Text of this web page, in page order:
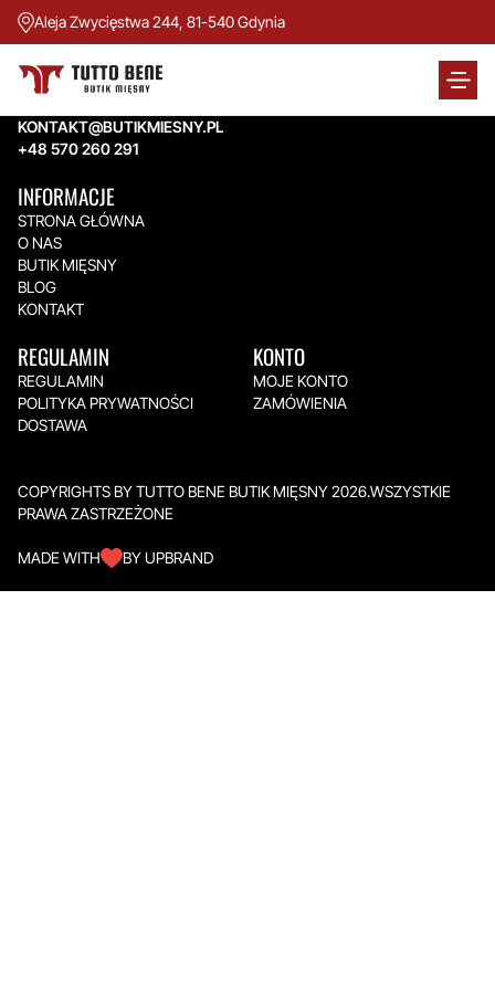
Aleja Zwycięstwa 244, 81-540 Gdynia
TUTTO BENE BUTIK MIĘSNY
Aleja Zwycięstwa 244,
KONTAKT@BUTIKMIESNY.PL
+48 570 260 291
INFORMACJE
STRONA GŁÓWNA
O NAS
BUTIK MIĘSNY
BLOG
KONTAKT
REGULAMIN
REGULAMIN
POLITYKA PRYWATNOŚCI
DOSTAWA
KONTO
MOJE KONTO
ZAMÓWIENIA
COPYRIGHTS BY TUTTO BENE BUTIK MIĘSNY 2026.WSZYSTKIE
PRAWA ZASTRZEŻONE
MADE WITH BY UPBRAND